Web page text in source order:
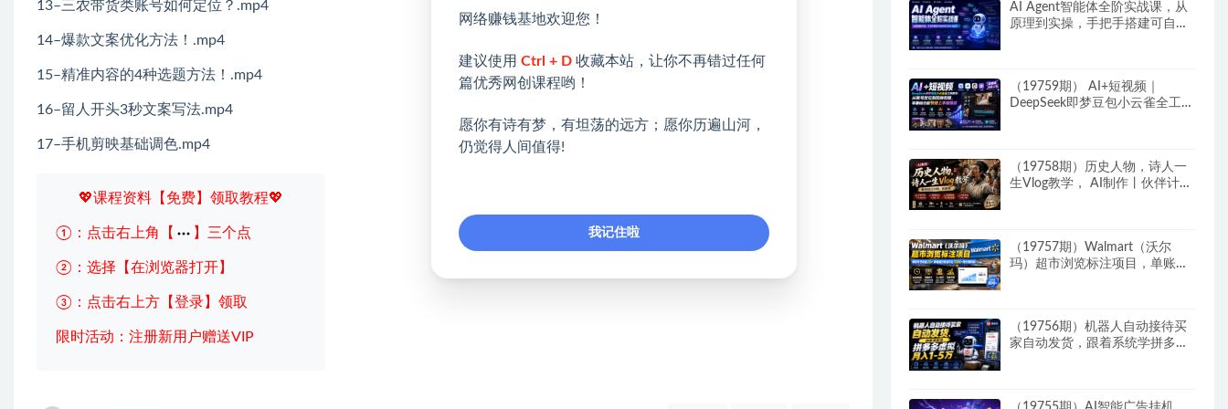
13–三农带货类账号如何定位？.mp4
14–爆款文案优化方法！.mp4
15–精准内容的4种选题方法！.mp4
16–留人开头3秒文案写法.mp4
17–手机剪映基础调色.mp4
💖课程资料【免费】领取教程💖
①：点击右上角【 】三个点
②：选择【在浏览器打开】
③：点击右上方【登录】领取
限时活动：注册新用户赠送VIP
AI Agent智能体全阶实战课，从
原理到实操，手把手搭建可自动
（19759期） AI+短视频｜
DeepSeek即梦豆包小云雀全工具
（19758期）历史人物，诗人一
生Vlog教学， AI制作丨伙伴计划
（19757期）Walmart（沃尔
玛）超市浏览标注项目，单账号
（19756期）机器人自动接待买
家自动发货，跟着系统学拼多多
网络赚钱基地欢迎您！
建议使用 Ctrl + D 收藏本站，让你不再错过任何
篇优秀网创课程哟！
愿你有诗有梦，有坦荡的远方；愿你历遍山河，
仍觉得人间值得!
我记住啦